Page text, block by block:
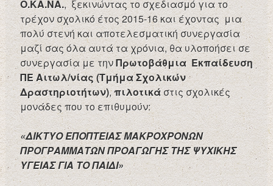
Ο.ΚΑ.ΝΑ., ξεκινώντας το σχεδιασμό για το
τρέχον σχολικό έτος 2015-16 και έχοντας μια
πολύ στενή και αποτελεσματική συνεργασία
μαζί σας όλα αυτά τα χρόνια, θα υλοποήσει σε
συνεργασία με τηνΠρωτοβάθμια Εκπαίδευση
ΠΕ Αιτωλ/νίας (Τμήμα Σχολικών
Δραστηριοτήτων),πιλοτικάστις σχολικές
μονάδες που το επιθυμούν:
«ΔΙΚΤΥΟ ΕΠΟΠΤΕΙΑΣ ΜΑΚΡΟΧΡΟΝΩΝ
ΠΡΟΓΡΑΜΜΑΤΩΝ ΠΡΟΑΓΩΓΗΣ ΤΗΣ ΨΥΧΙΚΗΣ
ΥΓΕΙΑΣ ΓΙΑ ΤΟ ΠΑΙΔΙ»